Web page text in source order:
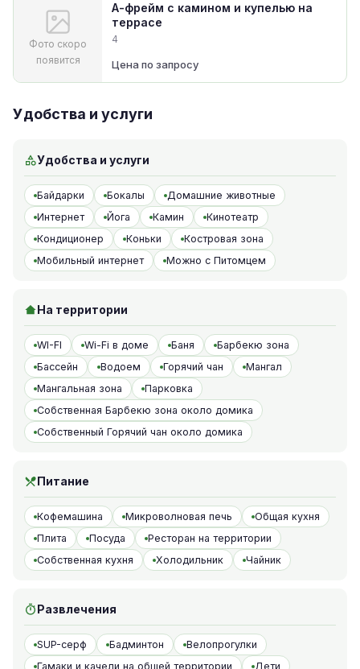
Фото скоро
появится
А-фрейм с камином и купелью на
террасе
4
Цена по запросу
Удобства и услуги
Удобства и услуги
Байдарки Бокалы
Домашние животные
Интернет
Йога Камин
Кинотеатр
Кондиционер
Коньки
Костровая зона
Мобильный интернет
Можно с Питомцем
На территории
WI-FI Wi-Fi в доме Баня
Барбекю зона
Бассейн
Водоем Горячий чан
Мангал
Мангальная зона
Парковка
Собственная Барбекю зона около домика
Собственный Горячий чан около домика
Питание
Кофемашина Микроволновая печь
Общая кухня
Плита
Посуда
Ресторан на территории
Собственная кухня
Холодильник Чайник
Развлечения
SUP-серф Бадминтон
Велопрогулки
Гамаки и качели на общей территории
Дети